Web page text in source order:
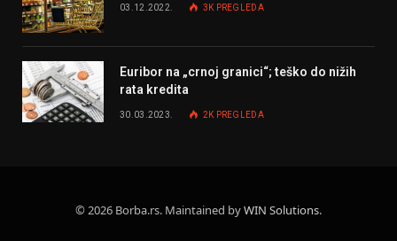
03.12.2022. 3K PREGLEDA
Euribor na „crnoj granici“; teško do nižih
rata kredita
30.03.2023. 2K PREGLEDA
© 2026 Borba.rs. Maintained byWIN Solutions.